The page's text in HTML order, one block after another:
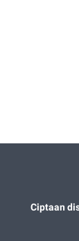
Ciptaan